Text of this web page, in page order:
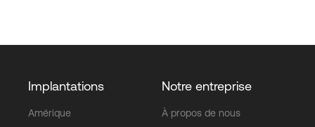
Implantations
Amérique
Notre entreprise
À propos de nous